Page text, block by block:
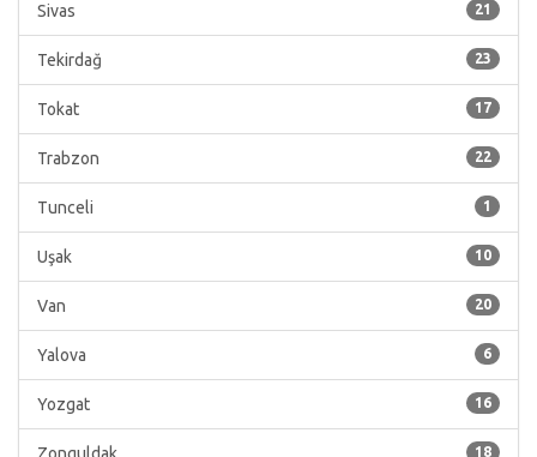
21
Sivas
23
Tekirdağ
17
Tokat
22
Trabzon
1
Tunceli
10
Uşak
20
Van
6
Yalova
16
Yozgat
18